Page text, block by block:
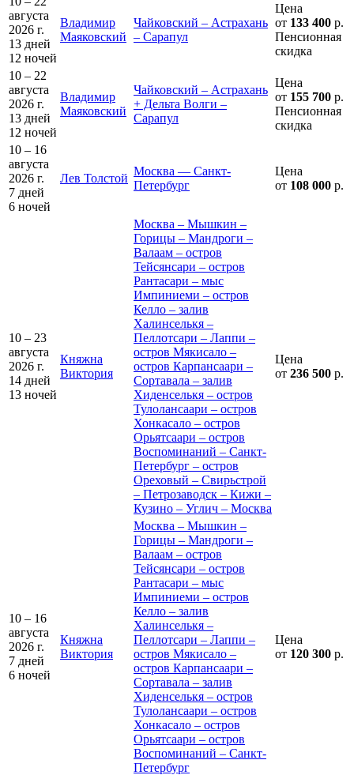
августа
2026 г.
13 дней
12 ночей
Владимир
Маяковский
Чайковский – Астрахань
– Сарапул
Цена
от 133 400 р.
Пенсионная
скидка
10 – 22
августа
2026 г.
13 дней
12 ночей
Владимир
Маяковский
Чайковский – Астрахань
+ Дельта Волги –
Сарапул
Цена
от 155 700 р.
Пенсионная
скидка
10 – 16
августа
2026 г.
7 дней
6 ночей
Лев Толстой
Москва — Санкт-
Петербург
Цена
от 108 000 р.
10 – 23
августа
2026 г.
14 дней
13 ночей
Княжна
Виктория
Москва – Мышкин –
Горицы – Мандроги –
Валаам – остров
Тейсянсари – остров
Рантасари – мыс
Импиниеми – остров
Келло – залив
Халинселькя –
Пеллотсари – Лаппи –
остров Мякисало –
остров Карпансаари –
Сортавала – залив
Хиденселькя – остров
Тулолансаари – остров
Хонкасало – остров
Орьятсаари – остров
Воспоминаний – Санкт-
Петербург – остров
Ореховый – Свирьстрой
– Петрозаводск – Кижи –
Кузино – Углич – Москва
Цена
от 236 500 р.
10 – 16
августа
2026 г.
7 дней
6 ночей
Княжна
Виктория
Москва – Мышкин –
Горицы – Мандроги –
Валаам – остров
Тейсянсари – остров
Рантасари – мыс
Импиниеми – остров
Келло – залив
Халинселькя –
Пеллотсари – Лаппи –
остров Мякисало –
остров Карпансаари –
Сортавала – залив
Хиденселькя – остров
Тулолансаари – остров
Хонкасало – остров
Орьятсаари – остров
Воспоминаний – Санкт-
Петербург
Цена
от 120 300 р.